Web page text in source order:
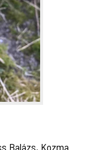
Balázs, Kozma